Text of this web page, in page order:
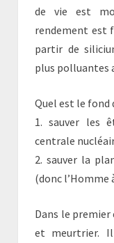
de vie est
rendement est
partir de
plus polluantes
Quel est le fond
1. sauver les
centrale
2. sauver la
(donc l’Homme
Dans le
et meurtrier.